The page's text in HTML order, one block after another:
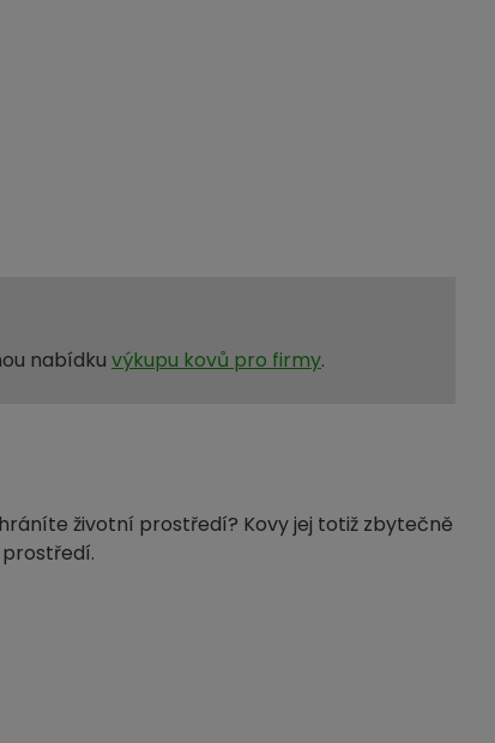
nabídku výkupu kovů pro firmy.
životní prostředí? Kovy jej totiž zbytečně